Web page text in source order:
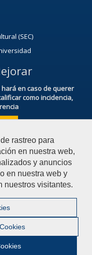
rastreo para
en nuestra web,
y anuncios
en nuestra web y
nuestros visitantes.
(SEC)
en caso de querer
como incidencia,